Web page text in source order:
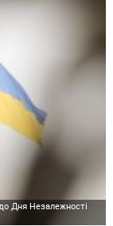
Дня Незалежності